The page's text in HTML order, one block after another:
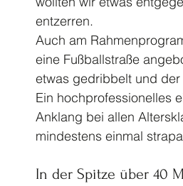
entzerren.
Auch am
eine Fußballstraße
etwas gedribbelt und
Ein hochprofessionelles
Anklang bei allen
mindestens einmal
In der Spitze über 40